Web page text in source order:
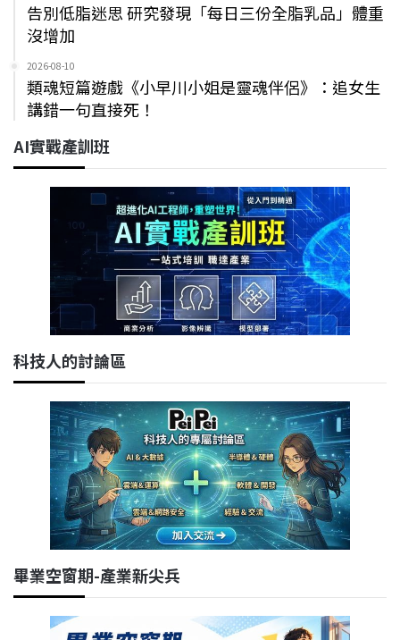
告別低脂迷思 研究發現「每日三份全脂乳品」體重
沒增加
2026-08-10
類魂短篇遊戲《小早川小姐是靈魂伴侶》：追女生
講錯一句直接死！
AI實戰產訓班
科技人的討論區
畢業空窗期-產業新尖兵